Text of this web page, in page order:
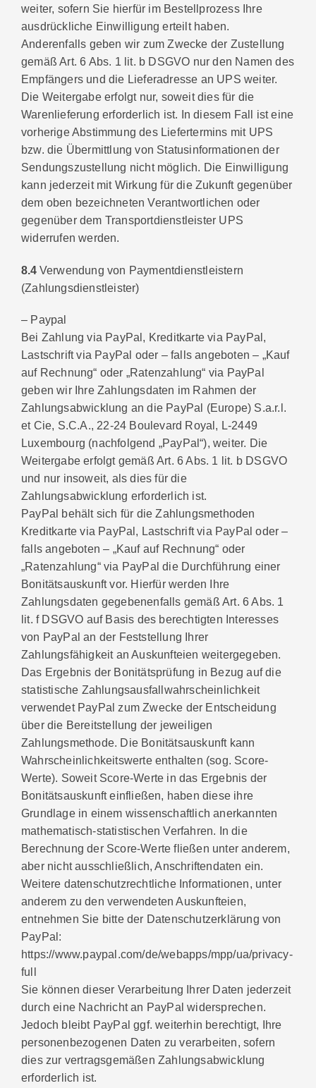
weiter, sofern Sie hierfür im Bestellprozess Ihre
ausdrückliche Einwilligung erteilt haben.
Anderenfalls geben wir zum Zwecke der Zustellung
gemäß Art. 6 Abs. 1 lit. b DSGVO nur den Namen des
Empfängers und die Lieferadresse an UPS weiter.
Die Weitergabe erfolgt nur, soweit dies für die
Warenlieferung erforderlich ist. In diesem Fall ist eine
vorherige Abstimmung des Liefertermins mit UPS
bzw. die Übermittlung von Statusinformationen der
Sendungszustellung nicht möglich. Die Einwilligung
kann jederzeit mit Wirkung für die Zukunft gegenüber
dem oben bezeichneten Verantwortlichen oder
gegenüber dem Transportdienstleister UPS
widerrufen werden.
8.4 Verwendung von Paymentdienstleistern
(Zahlungsdienstleister)
– Paypal
Bei Zahlung via PayPal, Kreditkarte via PayPal,
Lastschrift via PayPal oder – falls angeboten – „Kauf
auf Rechnung“ oder „Ratenzahlung“ via PayPal
geben wir Ihre Zahlungsdaten im Rahmen der
Zahlungsabwicklung an die PayPal (Europe) S.a.r.l.
et Cie, S.C.A., 22-24 Boulevard Royal, L-2449
Luxembourg (nachfolgend „PayPal“), weiter. Die
Weitergabe erfolgt gemäß Art. 6 Abs. 1 lit. b DSGVO
und nur insoweit, als dies für die
Zahlungsabwicklung erforderlich ist.
PayPal behält sich für die Zahlungsmethoden
Kreditkarte via PayPal, Lastschrift via PayPal oder –
falls angeboten – „Kauf auf Rechnung“ oder
„Ratenzahlung“ via PayPal die Durchführung einer
Bonitätsauskunft vor. Hierfür werden Ihre
Zahlungsdaten gegebenenfalls gemäß Art. 6 Abs. 1
lit. f DSGVO auf Basis des berechtigten Interesses
von PayPal an der Feststellung Ihrer
Zahlungsfähigkeit an Auskunfteien weitergegeben.
Das Ergebnis der Bonitätsprüfung in Bezug auf die
statistische Zahlungsausfallwahrscheinlichkeit
verwendet PayPal zum Zwecke der Entscheidung
über die Bereitstellung der jeweiligen
Zahlungsmethode. Die Bonitätsauskunft kann
Wahrscheinlichkeitswerte enthalten (sog. Score-
Werte). Soweit Score-Werte in das Ergebnis der
Bonitätsauskunft einfließen, haben diese ihre
Grundlage in einem wissenschaftlich anerkannten
mathematisch-statistischen Verfahren. In die
Berechnung der Score-Werte fließen unter anderem,
aber nicht ausschließlich, Anschriftendaten ein.
Weitere datenschutzrechtliche Informationen, unter
anderem zu den verwendeten Auskunfteien,
entnehmen Sie bitte der Datenschutzerklärung von
PayPal:
https://www.paypal.com/de/webapps/mpp/ua/privacy-
full
Sie können dieser Verarbeitung Ihrer Daten jederzeit
durch eine Nachricht an PayPal widersprechen.
Jedoch bleibt PayPal ggf. weiterhin berechtigt, Ihre
personenbezogenen Daten zu verarbeiten, sofern
dies zur vertragsgemäßen Zahlungsabwicklung
erforderlich ist.